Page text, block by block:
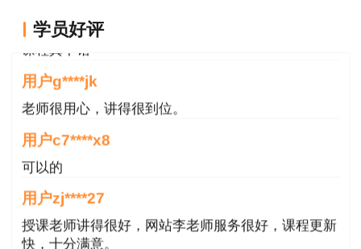
不管你是在看课、做题，还是在享受免费试听
惯。针对重点、难点内容，或者关键性的解题思
路，最好将其“圈、点、勾、画”出来并加上备注。
有实验表明：学习过程中光听不记，仅能掌握
学习内容的30%，就算是一字不落的听讲也只能掌
握50%;而听讲时边听边在书上勾画出关键内容，
则能掌握所学内容的80%。
学员好评
用户cd****18
用户g****jk
老师很用心，讲得很到位。
用户c7****x8
可以的
用户zj****27
授课老师讲得很好，网站李老师服务很好，课程更新
快，十分满意。